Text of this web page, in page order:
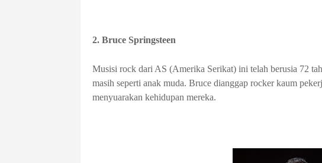
2. Bruce Springsteen
Musisi rock dari AS (Amerika Serikat) ini telah berusia 72
masih seperti anak muda. Bruce dianggap rocker kaum
menyuarakan kehidupan mereka.